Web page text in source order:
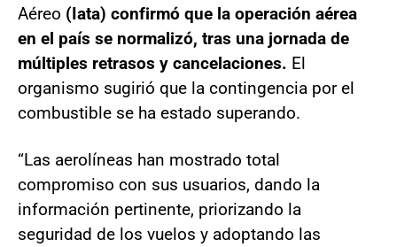
Aéreo (Iata) confirmó que la operación aérea
en el país se normalizó, tras una jornada de
múltiples retrasos y cancelaciones. El
organismo sugirió que la contingencia por el
combustible se ha estado superando.
“Las aerolíneas han mostrado total
compromiso con sus usuarios, dando la
información pertinente, priorizando la
seguridad de los vuelos y adoptando las